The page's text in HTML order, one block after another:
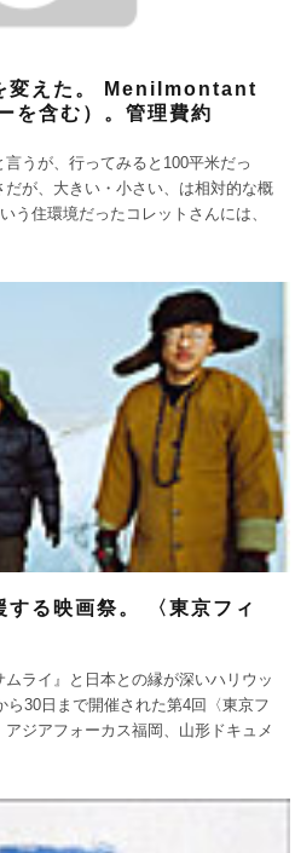
変えた。 Menilmontant
を含む）。管理費約
うが、行ってみると100平米だっ
が、大きい・小さい、は相対的な概
う住環境だったコレットさんには、
っ越しの段ボール箱がまだ残る居間
る映画祭。 〈東京フィ
ライ』と日本との縁が深いハリウッ
ら30日まで開催された第4回〈東京フ
ジアフォーカス福岡、山形ドキュメ
部門、東京国際映画祭の "アジアの